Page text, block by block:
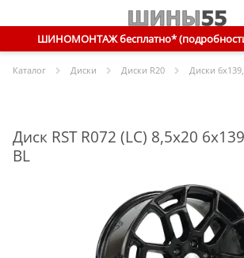
ШИНОМОНТАЖ бесплатно*
Каталог Диски Диски R20 Диски
Диск RST R072 (LC) 8,5x20
BL